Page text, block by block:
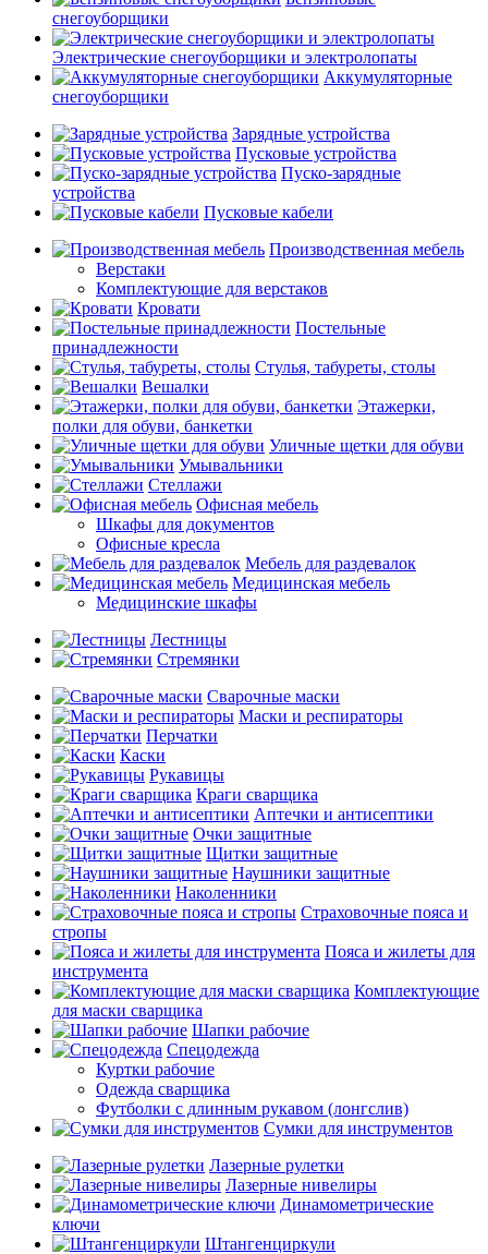
снегоуборщики
Электрические снегоуборщики и электролопаты
Аккумуляторные
снегоуборщики
Зарядные устройства
Пусковые устройства
Пуско-зарядные
устройства
Пусковые кабели
Производственная мебель
Верстаки
Комплектующие для верстаков
Кровати
Постельные
принадлежности
Стулья, табуреты, столы
Вешалки
Этажерки,
полки для обуви, банкетки
Уличные щетки для обуви
Умывальники
Стеллажи
Офисная мебель
Шкафы для документов
Офисные кресла
Мебель для раздевалок
Медицинская мебель
Медицинские шкафы
Лестницы
Стремянки
Сварочные маски
Маски и респираторы
Перчатки
Каски
Рукавицы
Краги сварщика
Аптечки и антисептики
Очки защитные
Щитки защитные
Наушники защитные
Наколенники
Страховочные пояса и
стропы
Пояса и жилеты для
инструмента
Комплектующие
для маски сварщика
Шапки рабочие
Спецодежда
Куртки рабочие
Одежда сварщика
Футболки с длинным рукавом (лонгслив)
Сумки для инструментов
Лазерные рулетки
Лазерные нивелиры
Динамометрические
ключи
Штангенциркули